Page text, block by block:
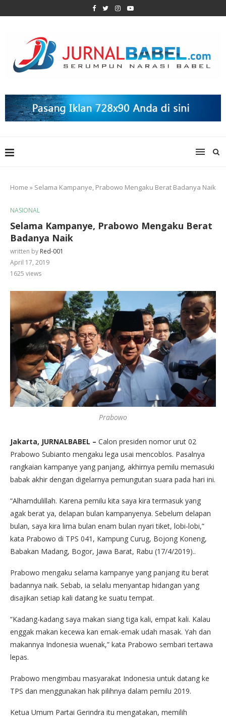
Home » Selama Kampanye, Prabowo Mengaku Berat Badanya Naik
NASIONAL
Selama Kampanye, Prabowo Mengaku Berat
Badanya Naik
written by Red-001
April 17, 2019
1625 views
Prabowo
Jakarta, JURNALBABEL – Calon presiden nomor urut 02
Prabowo Subianto mengaku lega usai mencoblos. Pasalnya
rangkaian kampanye yang panjang, akhirnya pemilu memasuki
babak akhir dengan digelarnya pemungutan suara pada hari ini.
“Alhamdulillah. Karena pemilu kita saya kira termasuk yang
agak berat ya, delapan bulan kampanyenya. Sebelum delapan
bulan, saya kira lima bulan enam bulan nyari tiket, lobi-lobi,”
kata Prabowo di TPS 041, Kampung Curug, Bojong Koneng,
Babakan Madang, Bogor, Jawa Barat, Rabu (17/4/2019)..
Prabowo mengaku selama kampanye yang panjang itu berat
badannya naik. Sebab, ia selalu menyantap hidangan yang
disajikan setiap kali datang ke suatu tempat.
“Kadang-kadang saya makan siang tiga kali, empat kali. Kalau
enggak makan kecewa kan emak-emak udah masak. Yah dan
makannya Indonesia wuenak,” kata Prabowo sembari tertawa
lepas.
Prabowo mengimbau masyarakat Indonesia untuk datang ke
TPS dan menggunakan hak pilihnya dalam pemilu 2019.
Ketua Umum Partai Gerindra itu mengatakan, memilih